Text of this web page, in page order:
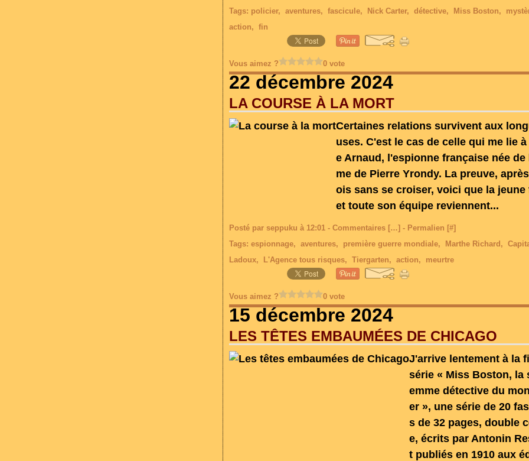
Tags: policier, aventures, fascicule, Nick Carter, détective, Miss Boston,
action, fin
Vous aimez ? 0 vote
22 décembre 2024
LA COURSE À LA MORT
Certaines relations survivent aux
uses. C'est le cas de celle qui me lie
e Arnaud, l'espionne française née de
me de Pierre Yrondy. La preuve,
ois sans se croiser, voici que la jeune
et toute son équipe reviennent...
Posté par seppuku à 12:01 - Commentaires […] - Permalien [#]
Tags: espionnage, aventures, première guerre mondiale, Marthe Richard ,
Ladoux, L'Agence tous risques, Tiergarten, action, meurtre
Vous aimez ? 0 vote
15 décembre 2024
LES TÊTES EMBAUMÉES DE CHICAGO
J'arrive lentement à la
série « Miss Boston, la
emme détective du
er », une série de 20
s de 32 pages, double
e, écrits par Antonin
t publiés en 1910 aux